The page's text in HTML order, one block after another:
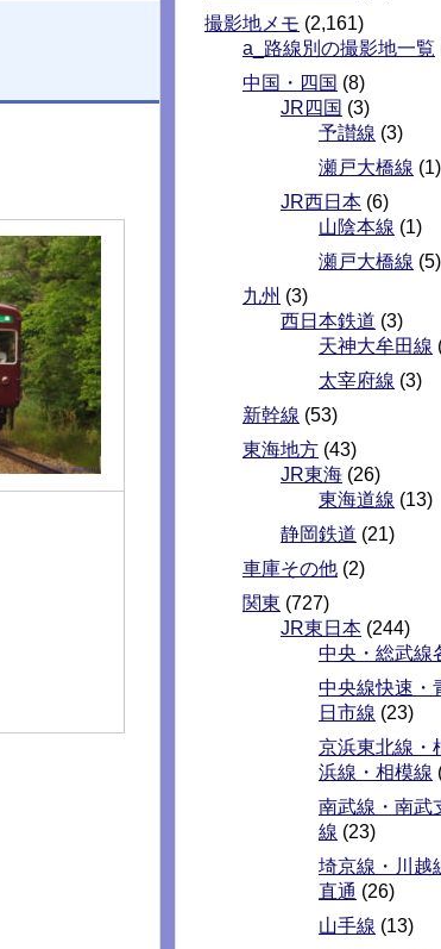
撮影地メモ (2,161)
a_路線別の撮影地一覧
中国・四国 (8)
JR四国 (3)
予讃線 (3)
瀬戸大橋線 (1)
JR西日本 (6)
山陰本線 (1)
瀬戸大橋線 (5)
九州 (3)
西日本鉄道 (3)
天神大牟田線
太宰府線 (3)
新幹線 (53)
東海地方 (43)
JR東海 (26)
東海道線 (13)
静岡鉄道 (21)
車庫その他 (2)
関東 (727)
JR東日本 (244)
中央・総武線
中央線快速・
日市線 (23)
京浜東北線・
浜線・相模線
南武線・南武
線 (23)
埼京線・川越
直通 (26)
山手線 (13)